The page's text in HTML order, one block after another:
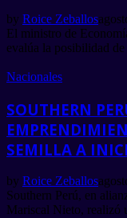
by Roice Zeballos
El ministro de
evalúa la posibilidad de
Nacionales
SOUTHERN
SEMILLA A
by Roice Zeballos
Southern Perú, en
Mariscal Nieto, realizó